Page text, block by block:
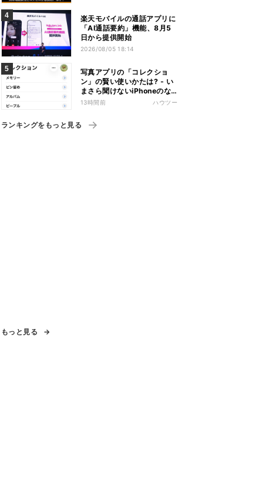
楽天モバイルの通話アプリに
「AI通話要約」機能、8月5
日から提供開始
2026/08/05 18:14
写真アプリの「コレクショ
ン」の賢い使いかたは? - い
まさら聞けないiPhoneのな
ぜ
13時間前 ハウツー
ランキングをもっと見る
もっと見る